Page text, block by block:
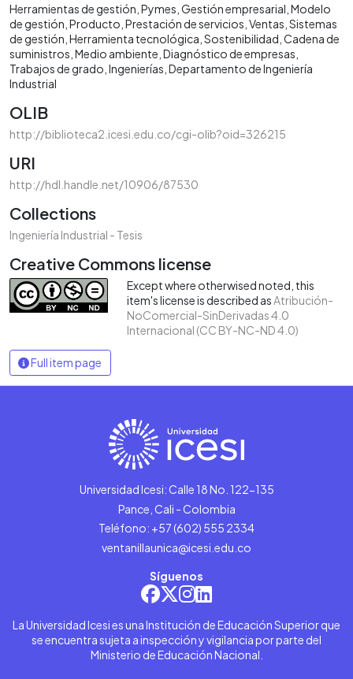
Herramientas de gestión Pymes Gestión empresarial Modelo
de gestión Producto Prestación de servicios Ventas Sistemas
de gestión Herramienta tecnológica Sostenibilidad Cadena de
suministros Medio ambiente Diagnóstico de empresas
Trabajos de grado Ingenierías Departamento de Ingeniería
Industrial
OLIB
http://biblioteca2.icesi.edu.co/cgi-olib?oid=326215
URI
http://hdl.handle.net/10906/87530
Collections
Ingeniería Industrial - Tesis
Creative Commons license
Except where otherwised noted, this
item's license is described asAtribución-
NoComercial-SinDerivadas 4.0
Internacional (CC BY-NC-ND 4.0)
Full item page
Universidad Icesi: Calle 18 No. 122-135
Pance, Cali - Colombia
Teléfono: +57 (602) 555 2334
ventanillaunica@icesi.edu.co
Síguenos
La Universidad Icesi es una Institución de Educación Superior que
se encuentra sujeta a inspección y vigilancia por parte del
Ministerio de Educación Nacional.